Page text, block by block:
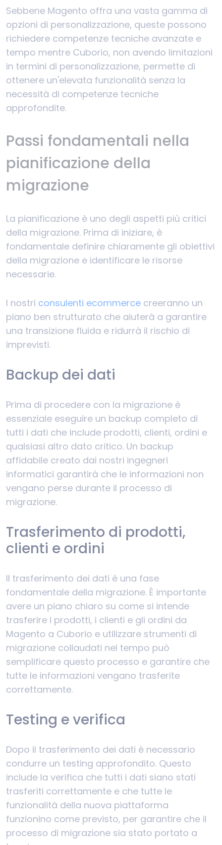
Sebbene Magento offra una vasta gamma di
opzioni di personalizzazione, queste possono
richiedere competenze tecniche avanzate e
tempo mentre Cuborio, non avendo limitazioni
in termini di personalizzazione, permette di
ottenere un'elevata funzionalità senza la
necessità di competenze tecniche
approfondite.
Passi fondamentali nella
pianificazione della
migrazione
La pianificazione è uno degli aspetti più critici
della migrazione. Prima di iniziare, è
fondamentale definire chiaramente gli obiettivi
della migrazione e identificare le risorse
necessarie.
I nostri consulenti ecommerce creeranno un
piano ben strutturato che aiuterà a garantire
una transizione fluida e ridurrà il rischio di
imprevisti.
Backup dei dati
Prima di procedere con la migrazione è
essenziale eseguire un backup completo di
tutti i dati che include prodotti, clienti, ordini e
qualsiasi altro dato critico. Un backup
affidabile creato dai nostri ingegneri
informatici garantirà che le informazioni non
vengano perse durante il processo di
migrazione.
Trasferimento di prodotti,
clienti e ordini
Il trasferimento dei dati è una fase
fondamentale della migrazione. È importante
avere un piano chiaro su come si intende
trasferire i prodotti, i clienti e gli ordini da
Magento a Cuborio e utilizzare strumenti di
migrazione collaudati nel tempo può
semplificare questo processo e garantire che
tutte le informazioni vengano trasferite
correttamente.
Testing e verifica
Dopo il trasferimento dei dati è necessario
condurre un testing approfondito. Questo
include la verifica che tutti i dati siano stati
trasferiti correttamente e che tutte le
funzionalità della nuova piattaforma
funzionino come previsto, per garantire che il
processo di migrazione sia stato portato a